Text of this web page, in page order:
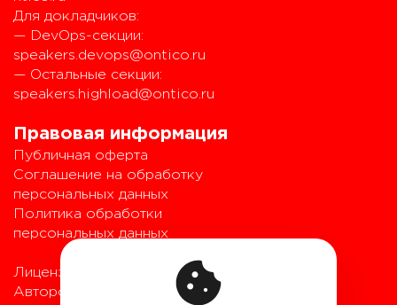
Для докладчиков:
— DevOps-секции:
speakers.devops@ontico.ru
— Остальные секции:
speakers.highload@ontico.ru
Правовая информация
Публичная оферта
Соглашение на обработку
персональных данных
Политика обработки
персональных данных
Лицензионный договор с
Автором